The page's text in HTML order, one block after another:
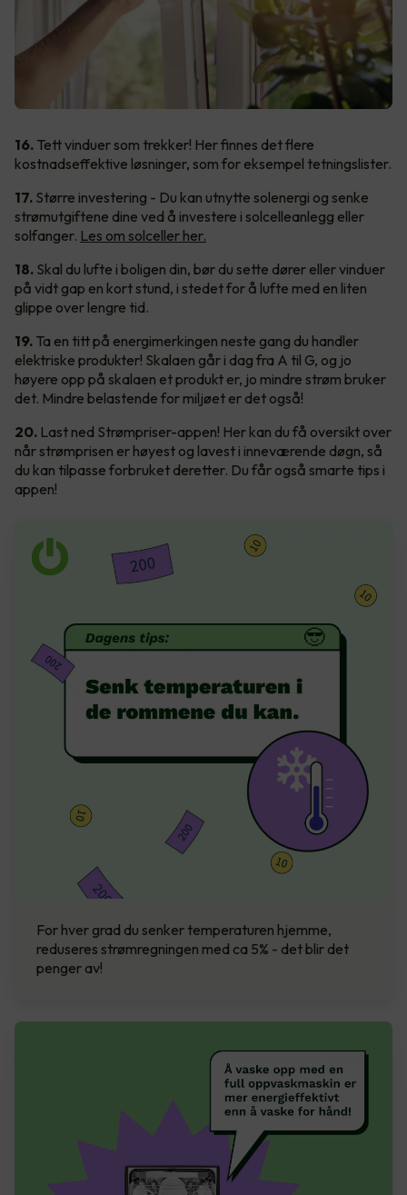
16. Tett vinduer som trekker! Her finnes det flere
kostnadseffektive løsninger, som for eksempel tetningslister.
17. Større investering - Du kan utnytte solenergi og senke
strømutgiftene dine ved å investere i solcelleanlegg eller
solfanger. Les om solceller her.
18. Skal du lufte i boligen din, bør du sette dører eller vinduer
på vidt gap en kort stund, i stedet for å lufte med en liten
glippe over lengre tid.
19. Ta en titt på energimerkingen neste gang du handler
elektriske produkter! Skalaen går i dag fra A til G, og jo
høyere opp på skalaen et produkt er, jo mindre strøm bruker
det. Mindre belastende for miljøet er det også!
20. Last ned Strømpriser-appen! Her kan du få oversikt over
når strømprisen er høyest og lavest i inneværende døgn, så
du kan tilpasse forbruket deretter. Du får også smarte tips i
appen!
For hver grad du senker temperaturen hjemme,
reduseres strømregningen med ca 5% - det blir det
penger av!